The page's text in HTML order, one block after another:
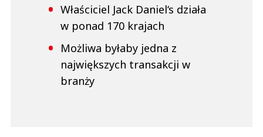
Właściciel Jack Daniel‘s działa
w ponad 170 krajach
Możliwa byłaby jedna z
największych transakcji w
branży